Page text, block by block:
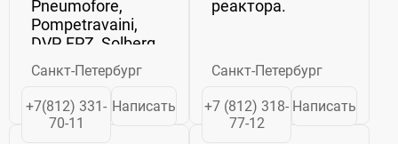
Pneumofore,
Pompetravaini,
DVP, FPZ, Solberg,
Lutos. С 2003 года
ООО
«Мегатехника
СПб» успела
Санкт-Петербург
+7(812) 331-
70-11
Написать
реактора.
Санкт-Петербург
+7 (812) 318-
77-12
Написать